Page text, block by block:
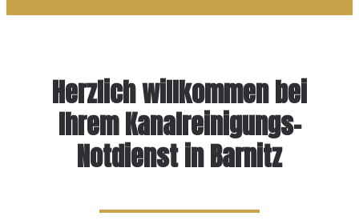
Herzlich willkommen bei
Ihrem Kanalreinigungs-
Notdienst in Barnitz